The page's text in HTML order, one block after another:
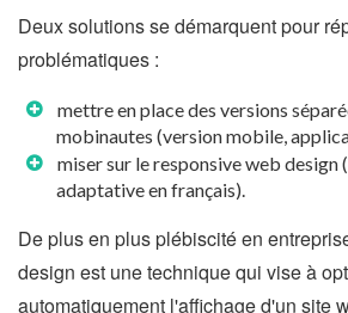
Deux solutions se démarquent pour
problématiques :
mettre en place des versions
mobinautes (version mobile,
miser sur le responsive web design
adaptative en français).
De plus en plus plébiscité en
design est une technique qui vise à
automatiquement l'affichage d'un site